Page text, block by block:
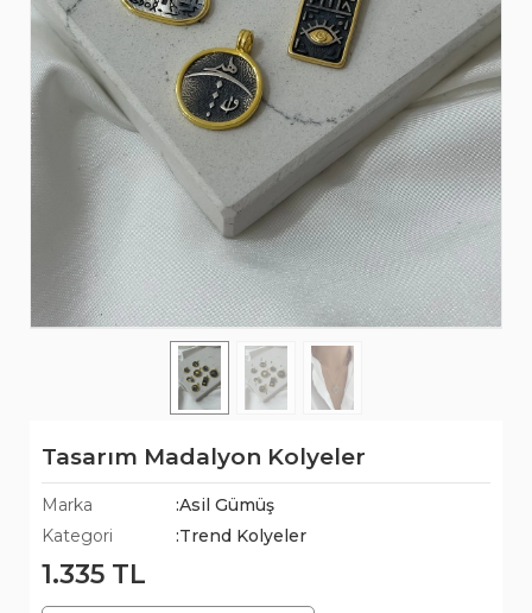
Tasarım Madalyon Kolyeler
Marka
:Asil Gümüş
Kategori
:Trend Kolyeler
1.335 TL